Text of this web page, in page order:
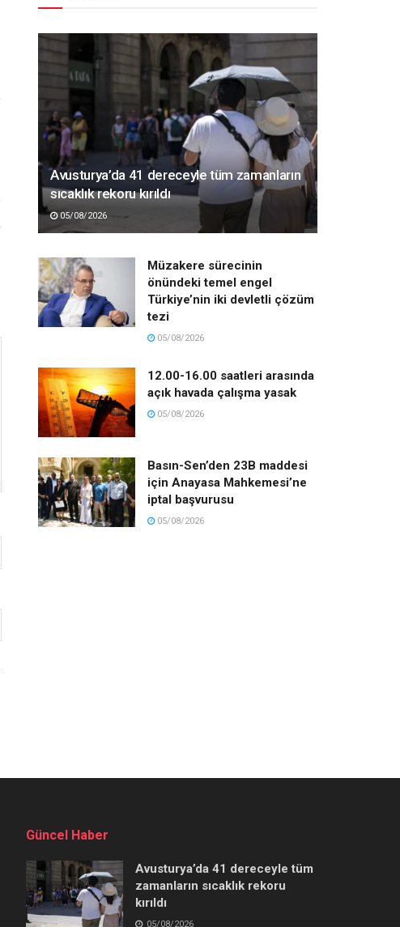
Avusturya’da 41 dereceyle tüm zamanların
sıcaklık rekoru kırıldı
05/08/2026
Müzakere sürecinin
önündeki temel engel
Türkiye’nin iki devletli çözüm
tezi
05/08/2026
12.00-16.00 saatleri arasında
açık havada çalışma yasak
05/08/2026
Basın-Sen’den 23B maddesi
için Anayasa Mahkemesi’ne
iptal başvurusu
05/08/2026
Güncel Haber
Avusturya’da 41 dereceyle tüm
zamanların sıcaklık rekoru
kırıldı
05/08/2026